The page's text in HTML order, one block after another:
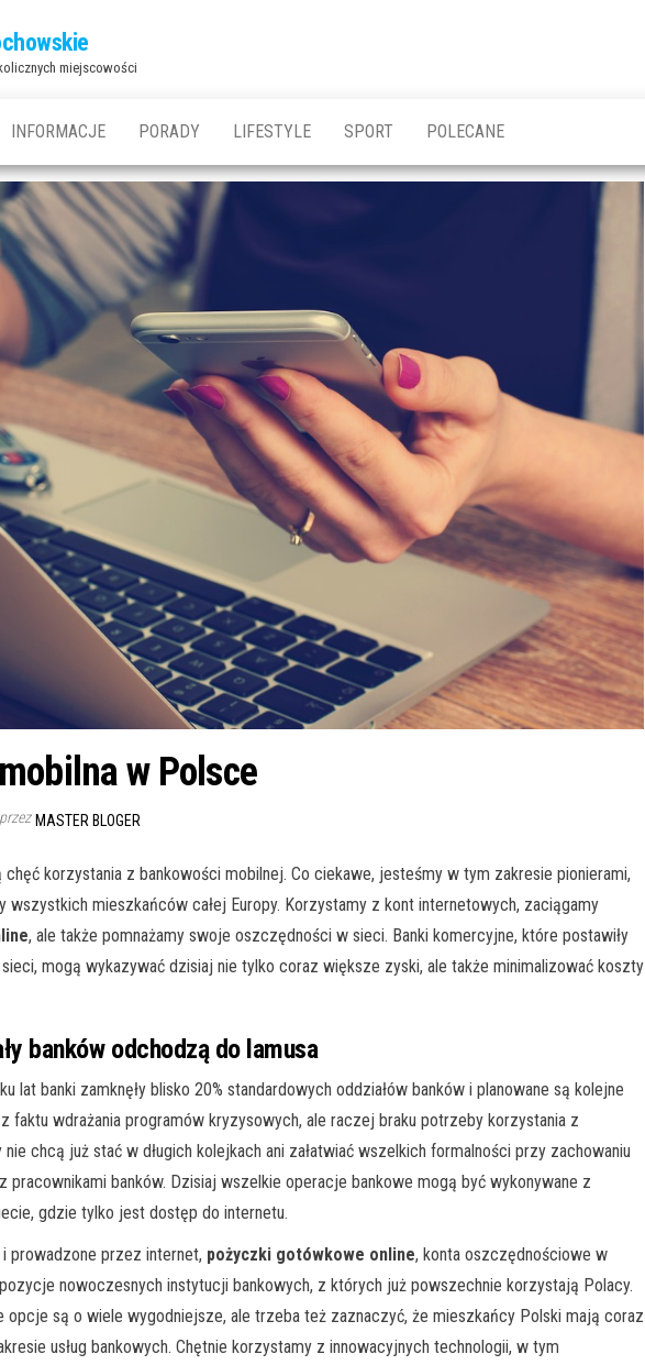
miejscowości
INFORMACJE PORADY LIFESTYLE SPORT POLECANE
w Polsce
przez MASTER BLOGER
korzystania z bankowości mobilnej. Co ciekawe, jesteśmy w tym zakresie pionierami,
wszystkich mieszkańców całej Europy. Korzystamy z kont internetowych, zaciągamy
, ale także pomnażamy swoje oszczędności w sieci. Banki komercyjne, które postawiły
mogą wykazywać dzisiaj nie tylko coraz większe zyski, ale także minimalizować koszty
banków odchodzą do lamusa
lat banki zamknęły blisko 20% standardowych oddziałów banków i planowane są kolejne
faktu wdrażania programów kryzysowych, ale raczej braku potrzeby korzystania z
chcą już stać w długich kolejkach ani załatwiać wszelkich formalności przy zachowaniu
pracownikami banków. Dzisiaj wszelkie operacje bankowe mogą być wykonywane z
gdzie tylko jest dostęp do internetu.
i prowadzone przez internet, pożyczki gotówkowe online, konta oszczędnościowe w
nowoczesnych instytucji bankowych, z których już powszechnie korzystają Polacy.
opcje są o wiele wygodniejsze, ale trzeba też zaznaczyć, że mieszkańcy Polski mają coraz
usług bankowych. Chętnie korzystamy z innowacyjnych technologii, w tym